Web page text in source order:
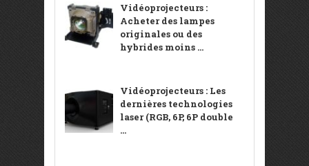
Vidéoprojecteurs :
Acheter des lampes
originales ou des
hybrides moins ...
Vidéoprojecteurs : Les
dernières technologies
laser (RGB, 6P, 6P double
...